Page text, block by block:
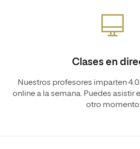
Clases en
Nuestros profesores imparten
online a la semana. Puedes asistir
otro momento